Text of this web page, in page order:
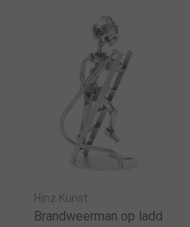
Hinz Kunst
Brandweerman op ladd